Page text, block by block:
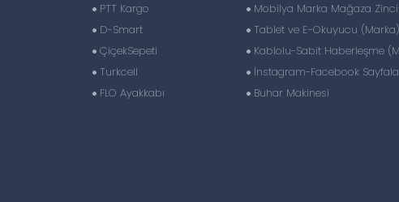
PTT Kargo
D-Smart
ÇiçekSepeti
Turkcell
FLO Ayakkabı
Mobilya Marka Mağaza
Tablet ve E-Okuyucu (Marka)
Kablolu-Sabit Haberleşme
İnstagram-Facebook
Buhar Makinesi